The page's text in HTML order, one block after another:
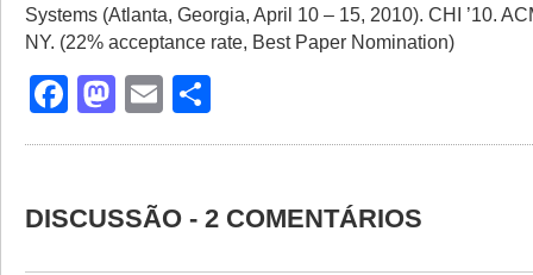
Systems (Atlanta, Georgia, April 10 – 15, 2010). CHI ’10.
NY. (22% acceptance rate, Best Paper Nomination)
Facebook
Mastodon
Email
DISCUSSÃO - 2 COMENTÁRIOS